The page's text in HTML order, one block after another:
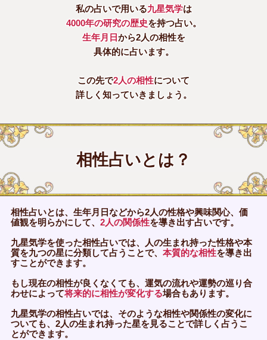
私の占いで用いる九星気学は
4000年の研究の歴史を持つ占い。
生年月日から2人の相性を
具体的に占います。
この先で2人の相性について
詳しく知っていきましょう。
相性占いとは？
相性占いとは、生年月日などから2人の性格や興味関心、価
値観を明らかにして、 2人の関係性を導き出す占いです。
九星気学を使った相性占いでは、人の生まれ持った性格や本
質を九つの星に分類して占うことで、 本質的な相性を導き出
すことができます。
もし現在の相性が良くなくても、運気の流れや運勢の巡り合
わせによって将来的に相性が変化する場合もあります。
九星気学の相性占いでは、そのような相性や関係性の変化に
ついても、2人の生まれ持った星を見ることで詳しく占うこ
とができます。